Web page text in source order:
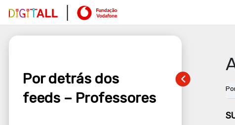
Por detrás dos
feeds – Professores